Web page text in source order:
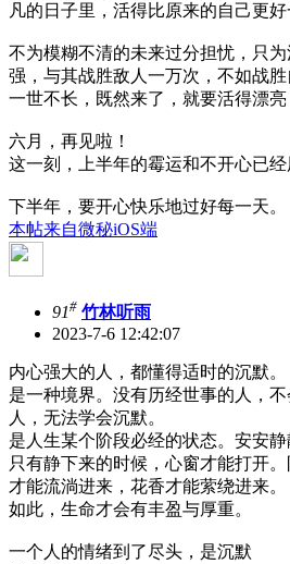
凡的日子里，活得比原来的自己更好
不为模糊不清的未来过分担忧，只
强，与其战胜敌人一万次，不如战胜
一世不长，既然来了，就要活得漂亮
六月，再见啦！
这一刻，上半年的霉运和不开心已经
下半年，要开心快乐地过好每一天。
本帖来自微秘iOS端
91# 竹林听雨
2023-7-6 12:42:07
内心强大的人，都懂得适时的沉默。
是一种境界。没有历经世事的人，
人，无法学会沉默。
是人生某个阶段必经的状态。安安静
只有静下来的时候，心窗才能打开
才能流淌进来，花香才能萦绕进来。
如此，生命才会有丰盈与厚重。
一个人的情绪到了尽头，是沉默